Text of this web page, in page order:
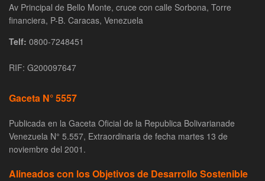
Av Principal de Bello Monte, cruce con calle Sorbona, Torre
financiera, P-B. Caracas, Venezuela
Telf: 0800-7248451
RIF: G200097647
Gaceta N° 5557
Publicada en la Gaceta Oficial de la Republica Bolivarianade
Venezuela N° 5.557, Extraordinaria de fecha martes 13 de
noviembre del 2001.
Alineados con los Objetivos de Desarrollo Sostenible